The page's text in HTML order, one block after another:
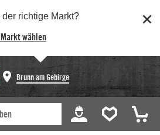
der richtige Markt?
wählen
Brunn am Gebirge